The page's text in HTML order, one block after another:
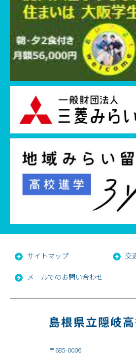
サイトマップ 交
メールでのお問い合わせ
島根県立隠岐
〒685-0006